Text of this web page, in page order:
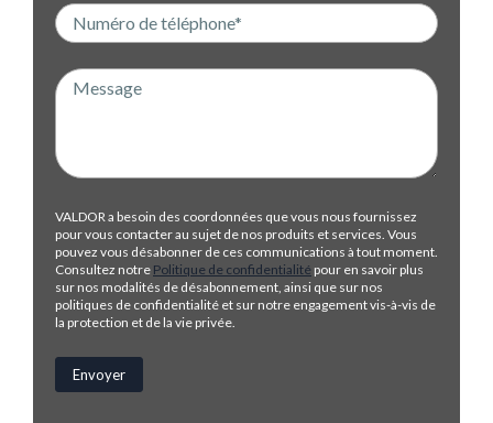
VALDOR a besoin des coordonnées que vous nous fournissez
pour vous contacter au sujet de nos produits et services. Vous
pouvez vous désabonner de ces communications à tout moment.
Consultez notre Politique de confidentialité pour en savoir plus
sur nos modalités de désabonnement, ainsi que sur nos
politiques de confidentialité et sur notre engagement vis-à-vis de
la protection et de la vie privée.